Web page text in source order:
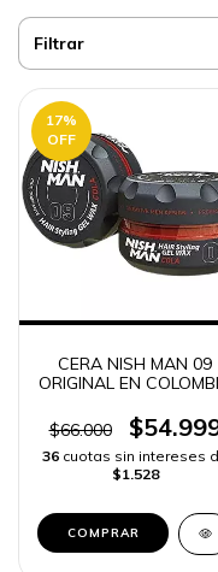
Filtrar
17%
OFF
CERA NISH MAN 09
ORIGINAL EN
PROFESIONAL |
RÁPIDO
$66.000
36 cuotas sin intereses
$1.528